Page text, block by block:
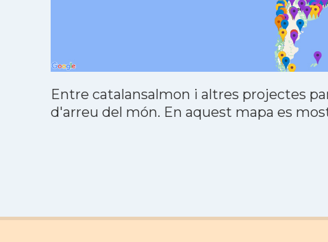
Entre catalansalmon i altres projectes
d'arreu del món. En aquest mapa es